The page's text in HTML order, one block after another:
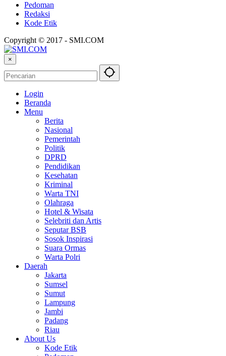
Pedoman
Redaksi
Kode Etik
Copyright © 2017 - SMI.COM
×
Login
Beranda
Menu
Berita
Nasional
Pemerintah
Politik
DPRD
Pendidikan
Kesehatan
Kriminal
Warta TNI
Olahraga
Hotel & Wisata
Selebriti dan Artis
Seputar BSB
Sosok Inspirasi
Suara Ormas
Warta Polri
Daerah
Jakarta
Sumsel
Sumut
Lampung
Jambi
Padang
Riau
About Us
Kode Etik